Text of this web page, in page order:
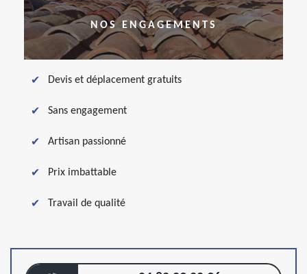
NOS ENGAGEMENTS
Devis et déplacement gratuits
Sans engagement
Artisan passionné
Prix imbattable
Travail de qualité